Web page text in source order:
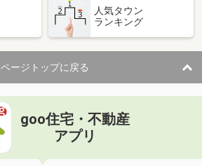
人気タウン
ランキング
ページトップに戻る
goo住宅・不動産
アプリ